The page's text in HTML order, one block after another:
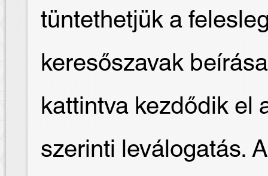
tüntethetjük a
keresőszavak
kattintva kezdődik el
szerinti leválogatás.